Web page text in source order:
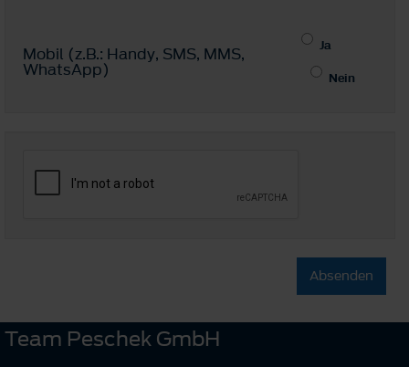
Mobil (z.B.: Handy, SMS, MMS,
WhatsApp)
Ja
Nein
Absenden
Team Peschek GmbH